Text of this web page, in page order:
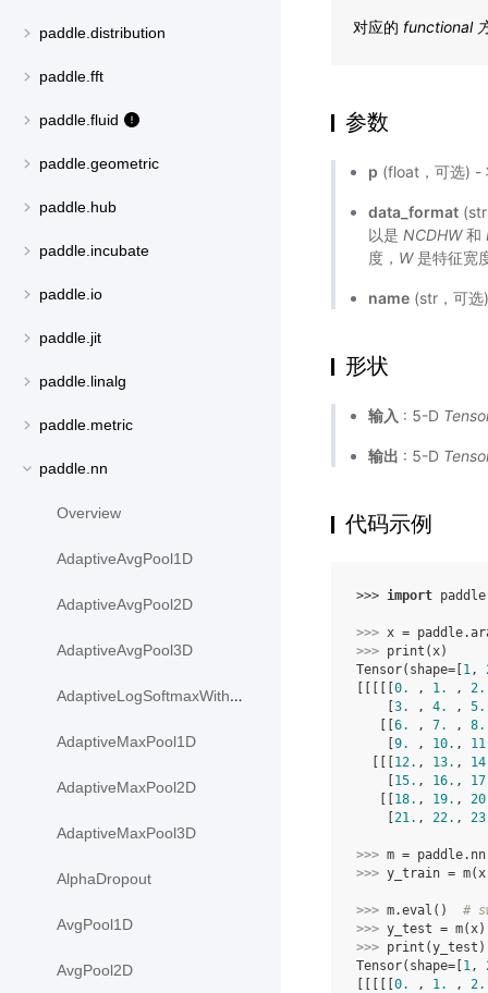
paddle.distribution
paddle.fft
paddle.fluid
paddle.geometric
paddle.hub
paddle.incubate
paddle.io
paddle.jit
paddle.linalg
paddle.metric
paddle.nn
Overview
AdaptiveAvgPool1D
AdaptiveAvgPool2D
AdaptiveAvgPool3D
AdaptiveLogSoftmaxWithLoss
AdaptiveMaxPool1D
AdaptiveMaxPool2D
AdaptiveMaxPool3D
AlphaDropout
AvgPool1D
AvgPool2D
对应的 functional
参数
p (float，可选) -
data_format
以是NCDHW和
度， W是特征宽
name (str，可
形状
输入 : 5-D
输出 : 5-D
代码示例
>>> import paddle
>>> x = paddle.
>>> print (x)
Tensor(shape=[ 1,
0. , 1. , 2.
3. , 4. , 5.
6. , 7. , 8.
9. , 10. ,
12. , 13. ,
15. , 16. ,
18. , 19. ,
21. , 22. ,
>>> m = paddle. nn
>>> y_train = m(x
>>> m.eval ()
#
>>> y_test = m(x)
>>> print (y_test )
Tensor(shape=[ 1,
0. , 1. , 2.